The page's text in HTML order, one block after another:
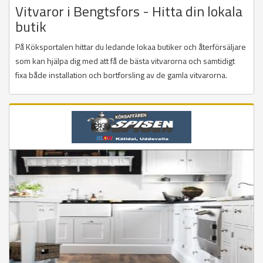
Vitvaror i Bengtsfors - Hitta din lokala
butik
På Köksportalen hittar du ledande lokaa butiker och återförsäljare
som kan hjälpa dig med att få de bästa vitvarorna och samtidigt
fixa både installation och bortforsling av de gamla vitvarorna.